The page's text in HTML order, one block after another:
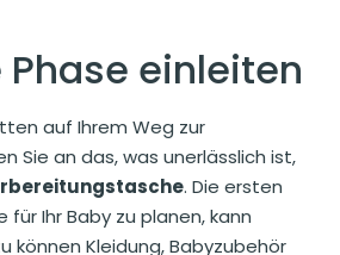
Phase einleiten
auf Ihrem Weg zur
Sie an das, was unerlässlich ist,
. Die ersten
Ihr Baby zu planen, kann
können Kleidung, Babyzubehör